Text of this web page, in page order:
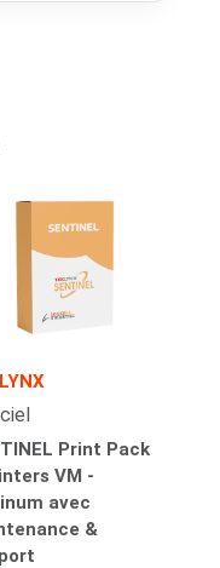
Print Pack
VM -
avec
&